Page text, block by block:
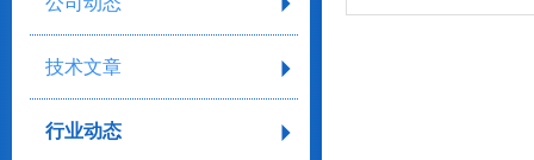
技术文章
行业动态